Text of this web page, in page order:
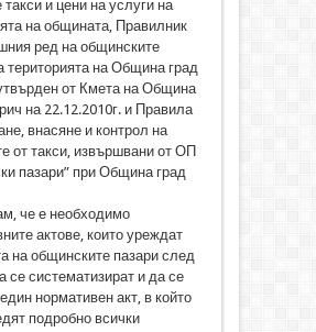
такси и цени на услуги на
на общината, Правилник
ред на общинските
територията на Община град
от Кмета на Община
на 22.12.2010г. и Правила
внасяне и контрол на
от такси, извършвани от ОП
пазари” при Община град
че е необходимо
актове, които уреждат
на общинските пазари след
се систематизират и да се
нормативен акт, в който
подробно всички